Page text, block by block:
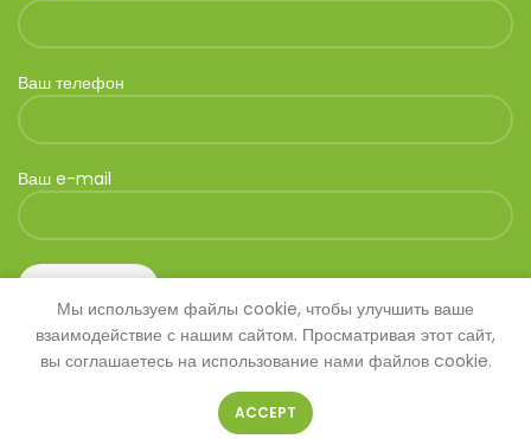
Ваш телефон
Ваш e-mail
SAVANNA. Все права защищены
Мы используем файлы cookie, чтобы улучшить ваше
взаимодействие с нашим сайтом. Просматривая этот сайт,
вы соглашаетесь на использование нами файлов cookie.
ACCEPT